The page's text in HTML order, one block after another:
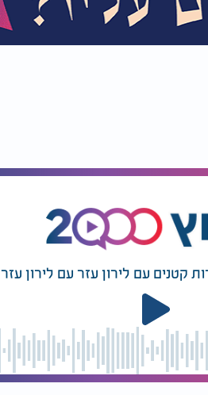
קטנים עם לירון עזר עם לירון עזר